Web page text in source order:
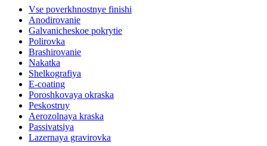
Vse poverkhnostnye finishi
Anodirovanie
Galvanicheskoe pokrytie
Polirovka
Brashirovanie
Nakatka
Shelkografiya
E-coating
Poroshkovaya okraska
Peskostruy
Aerozolnaya kraska
Passivatsiya
Lazernaya gravirovka